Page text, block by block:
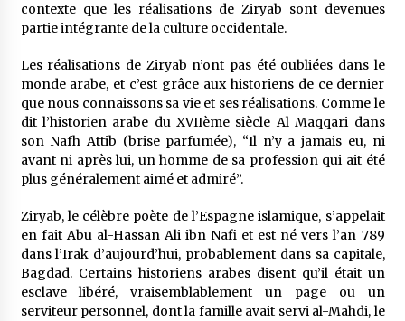
contexte que les réalisations de Ziryab sont devenues
partie intégrante de la culture occidentale.
Les réalisations de Ziryab n’ont pas été oubliées dans le
monde arabe, et c’est grâce aux historiens de ce dernier
que nous connaissons sa vie et ses réalisations. Comme le
dit l’historien arabe du XVIIème siècle Al Maqqari dans
son Nafh Attib (brise parfumée), “Il n’y a jamais eu, ni
avant ni après lui, un homme de sa profession qui ait été
plus généralement aimé et admiré”.
Ziryab, le célèbre poète de l’Espagne islamique, s’appelait
en fait Abu al-Hassan Ali ibn Nafi et est né vers l’an 789
dans l’Irak d’aujourd’hui, probablement dans sa capitale,
Bagdad. Certains historiens arabes disent qu’il était un
esclave libéré, vraisemblablement un page ou un
serviteur personnel, dont la famille avait servi al-Mahdi, le